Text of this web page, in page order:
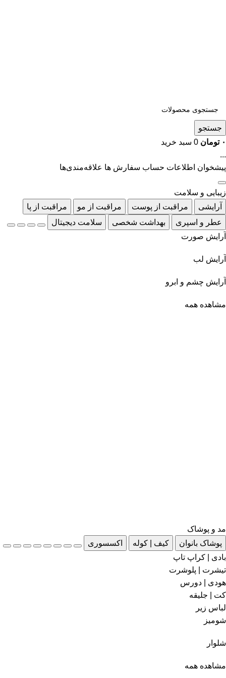
جستجو
۰ تومان 0 سبد خرید
...
پیشخوان اطلاعات حساب سفارش ها علاقه‌مندی‌ها
زیبایی و سلامت
آرایشی
مراقبت از پوست مراقبت از مو
مراقبت از پا
عطر و اسپری
بهداشت شخصی
سلامت دیجیتال
آرایش صورت
آرایش لب
آرایش چشم و ابرو
مشاهده همه
مد و پوشاک
پوشاک بانوان
کیف | کوله
اکسسوری
بادی | کراپ تاپ
تیشرت | پلوشرت
هودی | دورس
کت | جلیقه
لباس زیر
شومیز
شلوار
مشاهده همه